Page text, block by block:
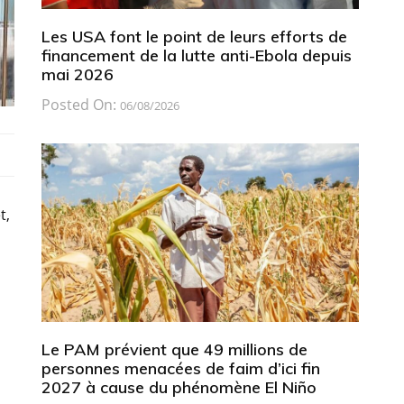
Les USA font le point de leurs efforts de
financement de la lutte anti-Ebola depuis
mai 2026
Posted On: 06/08/2026
Le PAM prévient que 49 millions de
personnes menacées de faim d’ici fin
2027 à cause du phénomène El Niño